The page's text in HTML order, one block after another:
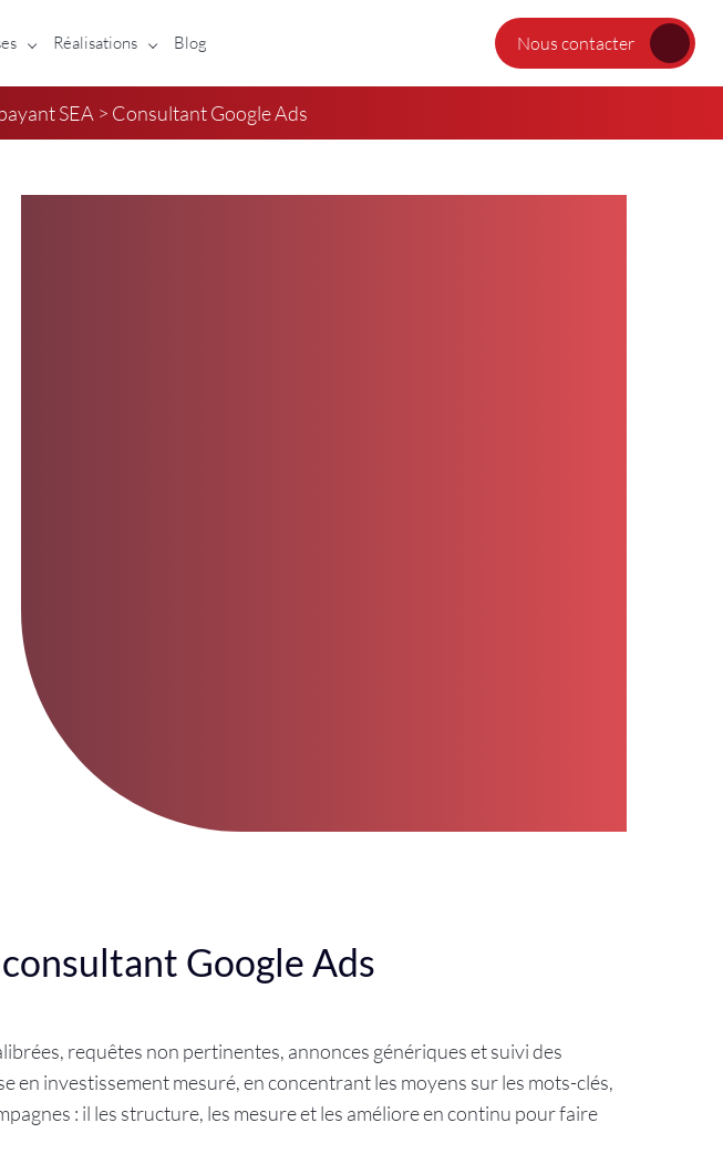
Réalisations Blog Nous contacter
SEA > Consultant Google Ads
Google Ads
requêtes non pertinentes, annonces génériques et suivi des
investissement mesuré, en concentrant les moyens sur les mots-clés,
: il les structure, les mesure et les améliore en continu pour faire